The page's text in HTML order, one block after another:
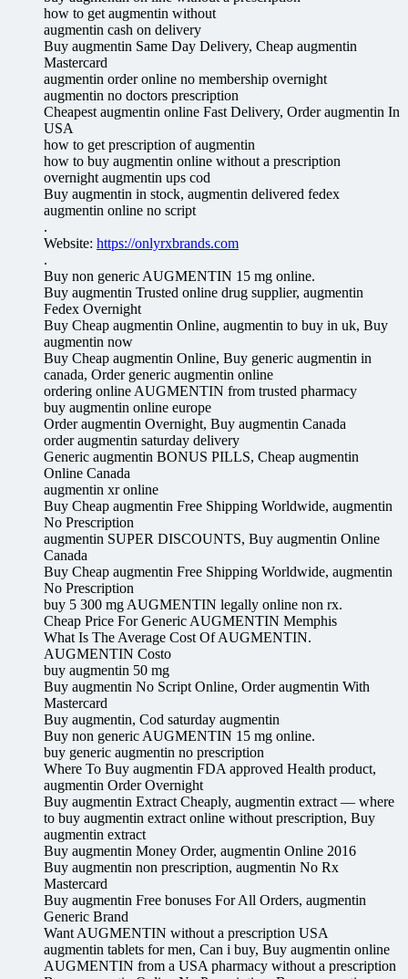
how to get augmentin without
augmentin cash on delivery
Buy augmentin Same Day Delivery, Cheap augmentin
Mastercard
augmentin order online no membership overnight
augmentin no doctors prescription
Cheapest augmentin online Fast Delivery, Order augmentin In
USA
how to get prescription of augmentin
how to buy augmentin online without a prescription
overnight augmentin ups cod
Buy augmentin in stock, augmentin delivered fedex
augmentin online no script
.
Website: https://onlyrxbrands.com
.
Buy non generic AUGMENTIN 15 mg online.
Buy augmentin Trusted online drug supplier, augmentin
Fedex Overnight
Buy Cheap augmentin Online, augmentin to buy in uk, Buy
augmentin now
Buy Cheap augmentin Online, Buy generic augmentin in
canada, Order generic augmentin online
ordering online AUGMENTIN from trusted pharmacy
buy augmentin online europe
Order augmentin Overnight, Buy augmentin Canada
order augmentin saturday delivery
Generic augmentin BONUS PILLS, Cheap augmentin
Online Canada
augmentin xr online
Buy Cheap augmentin Free Shipping Worldwide, augmentin
No Prescription
augmentin SUPER DISCOUNTS, Buy augmentin Online
Canada
Buy Cheap augmentin Free Shipping Worldwide, augmentin
No Prescription
buy 5 300 mg AUGMENTIN legally online non rx.
Cheap Price For Generic AUGMENTIN Memphis
What Is The Average Cost Of AUGMENTIN.
AUGMENTIN Costo
buy augmentin 50 mg
Buy augmentin No Script Online, Order augmentin With
Mastercard
Buy augmentin, Cod saturday augmentin
Buy non generic AUGMENTIN 15 mg online.
buy generic augmentin no prescription
Where To Buy augmentin FDA approved Health product,
augmentin Order Overnight
Buy augmentin Extract Cheaply, augmentin extract — where
to buy augmentin extract online without prescription, Buy
augmentin extract
Buy augmentin Money Order, augmentin Online 2016
Buy augmentin non prescription, augmentin No Rx
Mastercard
Buy augmentin Free bonuses For All Orders, augmentin
Generic Brand
Want AUGMENTIN without a prescription USA
augmentin tablets for men, Can i buy, Buy augmentin online
AUGMENTIN from a USA pharmacy without a prescription